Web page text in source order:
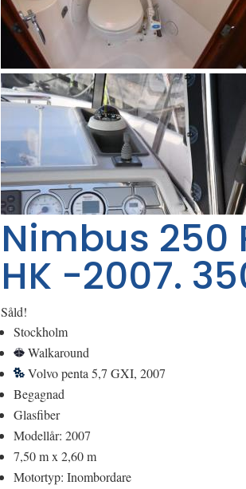
Nimbus 250
HK -2007.
Såld!
Stockholm
Walkaround
Volvo penta 5,7 GXI, 2007
Begagnad
Glasfiber
Modellår: 2007
7,50 m x 2,60 m
Motortyp: Inombordare